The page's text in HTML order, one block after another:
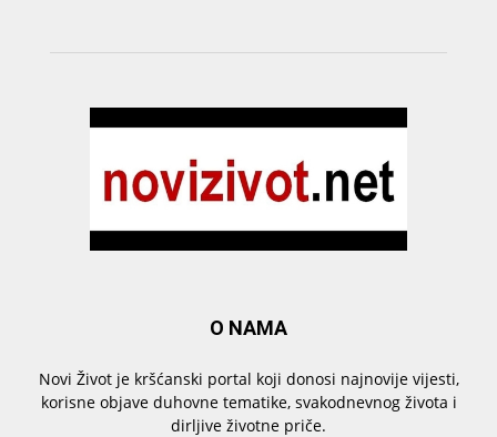
O NAMA
Novi Život je kršćanski portal koji donosi najnovije vijesti,
korisne objave duhovne tematike, svakodnevnog života i
dirljive životne priče.